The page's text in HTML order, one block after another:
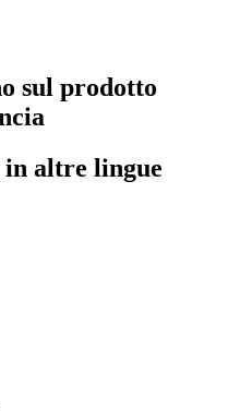
sul prodotto
in altre lingue